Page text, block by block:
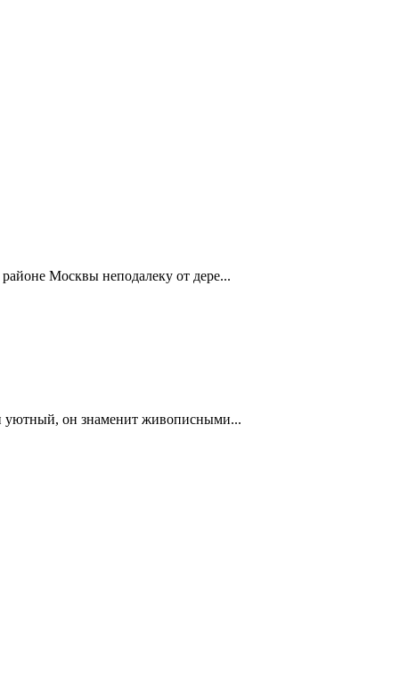
Москвы неподалеку от дере...
уютный, он знаменит живописными...